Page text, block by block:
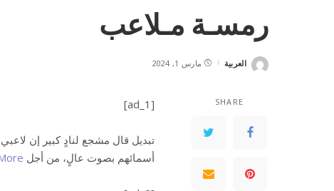
رمسـة مـلاعب
Posted
العربية مارس 1, 2024
SHARE
[ad_1]
تبديل قال مشجع لنادٍ كبير إن لاعبي
أسمائهم بصوت عالٍ، من أجل